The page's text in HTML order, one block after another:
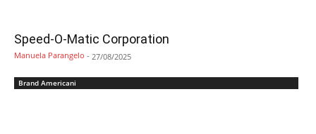
Speed-O-Matic Corporation
Manuela Parangelo - 27/08/2025
Brand Americani